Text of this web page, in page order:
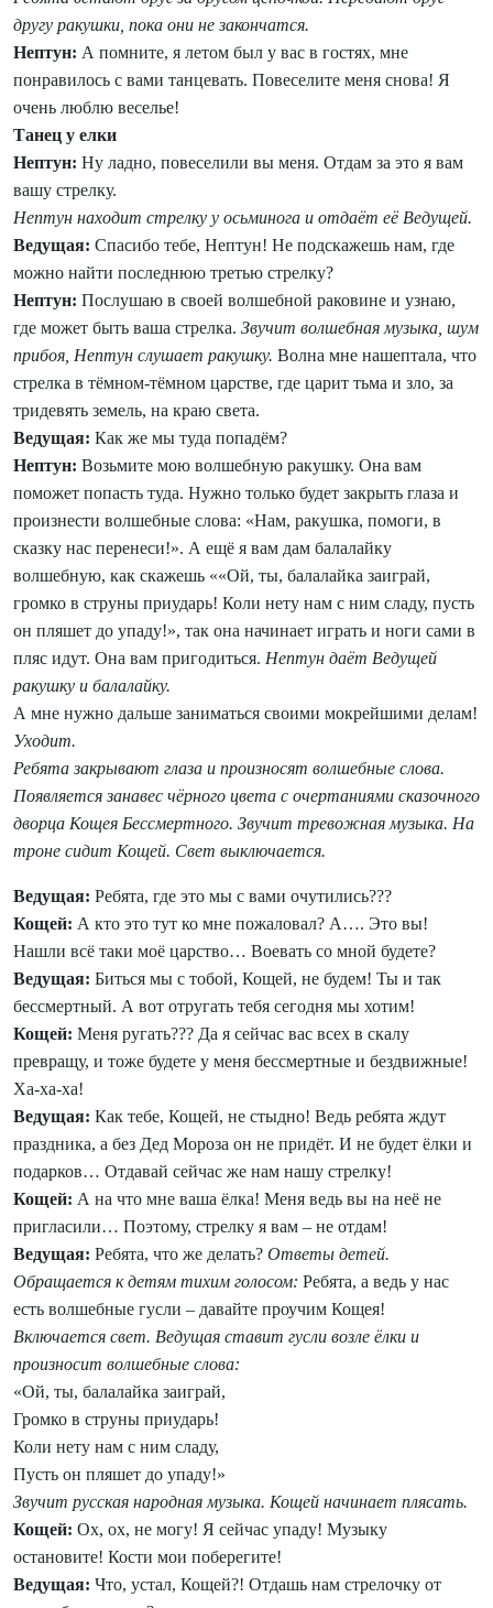
другу ракушки, пока они не закончатся.
Нептун: А помните, я летом был у вас в гостях, мне
понравилось с вами танцевать. Повеселите меня снова! Я
очень люблю веселье!
Танец у елки
Нептун: Ну ладно, повеселили вы меня. Отдам за это я вам
вашу стрелку.
Нептун находит стрелку у осьминога и отдаёт её Ведущей.
Ведущая: Спасибо тебе, Нептун! Не подскажешь нам, где
можно найти последнюю третью стрелку?
Нептун: Послушаю в своей волшебной раковине и узнаю,
где может быть ваша стрелка. Звучит волшебная музыка, шум
прибоя, Нептун слушает ракушку. Волна мне нашептала, что
стрелка в тёмном-тёмном царстве, где царит тьма и зло, за
тридевять земель, на краю света.
Ведущая: Как же мы туда попадём?
Нептун: Возьмите мою волшебную ракушку. Она вам
поможет попасть туда. Нужно только будет закрыть глаза и
произнести волшебные слова: «Нам, ракушка, помоги, в
сказку нас перенеси!». А ещё я вам дам балалайку
волшебную, как скажешь ««Ой, ты, балалайка заиграй,
громко в струны приударь! Коли нету нам с ним сладу, пусть
он пляшет до упаду!», так она начинает играть и ноги сами в
пляс идут. Она вам пригодиться. Нептун даёт Ведущей
ракушку и балалайку.
А мне нужно дальше заниматься своими мокрейшими делам!
Уходит.
Ребята закрывают глаза и произносят волшебные слова.
Появляется занавес чёрного цвета с очертаниями сказочного
дворца Кощея Бессмертного. Звучит тревожная музыка. На
троне сидит Кощей. Свет выключается.
Ведущая: Ребята, где это мы с вами очутились???
Кощей: А кто это тут ко мне пожаловал? А…. Это вы!
Нашли всё таки моё царство… Воевать со мной будете?
Ведущая: Биться мы с тобой, Кощей, не будем! Ты и так
бессмертный. А вот отругать тебя сегодня мы хотим!
Кощей: Меня ругать??? Да я сейчас вас всех в скалу
превращу, и тоже будете у меня бессмертные и бездвижные!
Ха-ха-ха!
Ведущая: Как тебе, Кощей, не стыдно! Ведь ребята ждут
праздника, а без Дед Мороза он не придёт. И не будет ёлки и
подарков… Отдавай сейчас же нам нашу стрелку!
Кощей: А на что мне ваша ёлка! Меня ведь вы на неё не
пригласили… Поэтому, стрелку я вам – не отдам!
Ведущая: Ребята, что же делать? Ответы детей.
Обращается к детям тихим голосом: Ребята, а ведь у нас
есть волшебные гусли – давайте проучим Кощея!
Включается свет. Ведущая ставит гусли возле ёлки и
произносит волшебные слова:
«Ой, ты, балалайка заиграй,
Громко в струны приударь!
Коли нету нам с ним сладу,
Пусть он пляшет до упаду!»
Звучит русская народная музыка. Кощей начинает плясать.
Кощей: Ох, ох, не могу! Я сейчас упаду! Музыку
остановите! Кости мои поберегите!
Ведущая: Что, устал, Кощей?! Отдашь нам стрелочку от